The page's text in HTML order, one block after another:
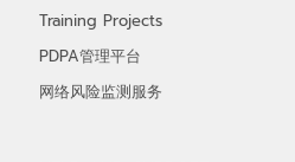
Training Projects
PDPA管理平台
网络风险监测服务